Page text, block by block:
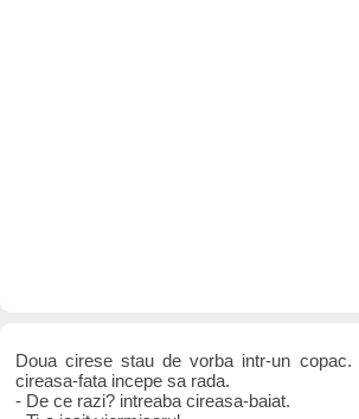
Doua cirese stau de vorba intr-un
cireasa-fata incepe sa rada.
- De ce razi? intreaba cireasa-baiat.